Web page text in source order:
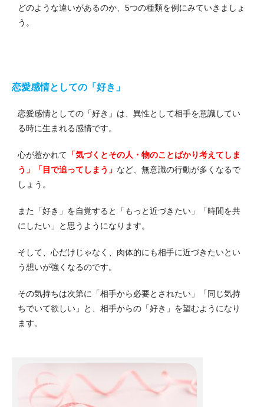
どのような違いがあるのか、5つの種類を例にみていきましょ
う。
恋愛感情としての「好き」
恋愛感情としての「好き」は、異性として相手を意識してい
る時に生まれる感情です。
心が惹かれて 「気づくとその人・物のことばかり考えてしま
う」「目で追ってしまう」 など、無意識の行動が多くなるで
しょう。
また「好き」を自覚すると「もっと近づきたい」「時間を共
にしたい」と思うようになります。
そして、心だけじゃなく、肉体的にも相手に近づきたいとい
う想いが強くなるのです。
その気持ちは次第に「相手から必要とされたい」「同じ気持
ちでいて欲しい」と、相手からの「好き」を望むようになり
ます。